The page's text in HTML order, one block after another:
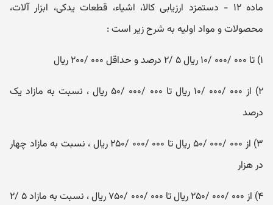
ماده ۱۲ - دستمزد ارزیابی کالا، اشیاء، قطعات یدکی، ابزار آلات،
محصولات و مواد اولیه به شرح زیر است :
۱) تا ۰۰۰ /۰۰۰ /۱۰ ریال ۵ /۲ درصد و حداقل ۰۰۰ /۲۰۰ ریال
۲) از ۰۰۰ /۰۰۰ /۱۰ ریال تا ۰۰۰ /۰۰۰ /۵۰ ریال ، نسبت به مازاد یک
درصد
۳) از ۰۰۰ /۰۰۰ /۵۰ ریال تا ۰۰۰ /۰۰۰ /۲۵۰ ریال ، نسبت به مازاد چهار
در هزار
۴) از ۰۰۰ /۰۰۰ /۲۵۰ ریال تا ۰۰۰ /۰۰۰ /۷۵۰ ریال ، نسبت به مازاد ۵ /۲